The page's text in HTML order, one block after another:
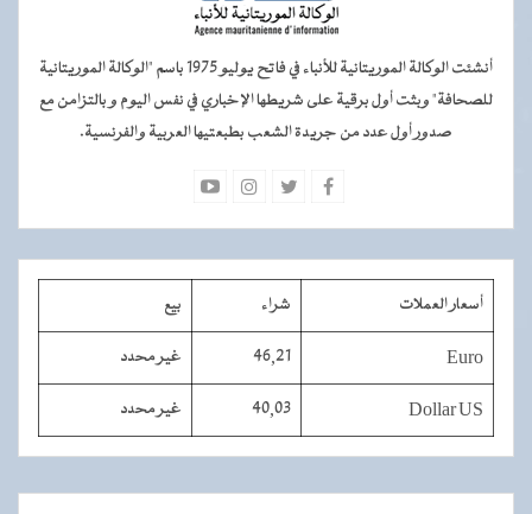
أنشئت الوكالة الموريتانية للأنباء في فاتح يوليو 1975 باسم "الوكالة الموريتانية
للصحافة" وبثت أول برقية على شريطها الإخباري في نفس اليوم و بالتزامن مع
صدور أول عدد من جريدة الشعب بطبعتيها العربية والفرنسية.
أسعار العملات شراء بيع
Euro
46,21 غير محدد
Dollar US
40,03 غير محدد